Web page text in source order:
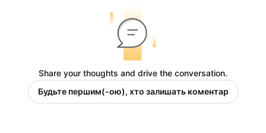
Share your thoughts and drive the conversation.
Будьте першим(-ою), хто залишать коментар